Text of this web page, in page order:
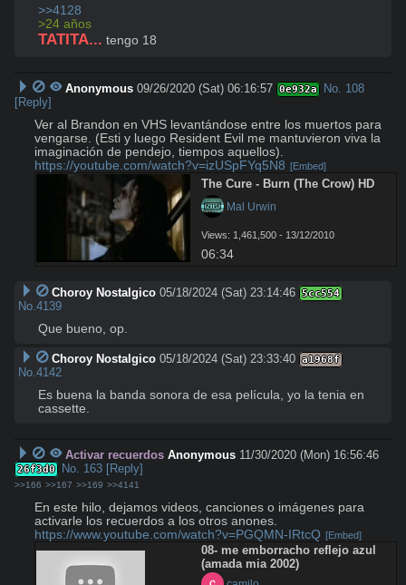
>>4128
>24 años
TATITA... tengo 18
Anonymous 09/26/2020 (Sat) 06:16:57 0e932a No. 108
[Reply]
Ver al Brandon en VHS levantándose entre los muertos para
vengarse. (Esti y luego Resident Evil me mantuvieron viva la
https://youtube.com/watch?v=izUSpFYq5N8 [Embed]
The Cure - Burn (The Crow) HD
Mal Urwin
Views: 1,461,500 - 13/12/2010
06:34
Choroy Nostalgico 05/18/2024 (Sat) 23:14:46 5cc554
No.4139
Que bueno, op.
Choroy Nostalgico 05/18/2024 (Sat) 23:33:40 a1968f
No.4142
Es buena la banda sonora de esa película, yo la tenia en
cassette.
Activar recuerdos Anonymous 11/30/2020 (Mon) 16:56:46
26f3d0 No. 163 [Reply]
>>166 >>167 >>169 >>4141
En este hilo, dejamos videos, canciones o imágenes para
https://www.youtube.com/watch?v=PGQMN-IRtcQ [Embed]
08- me emborracho reflejo azul
(amada mia 2002)